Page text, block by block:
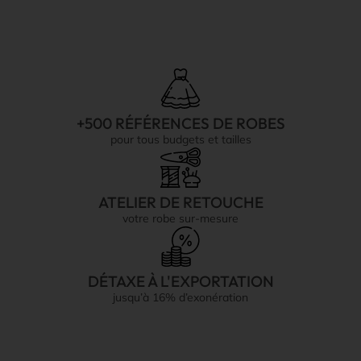
+500 RÉFÉRENCES DE ROBES
pour tous budgets et tailles
ATELIER DE RETOUCHE
votre robe sur-mesure
DÉTAXE À L'EXPORTATION
jusqu’à 16% d’exonération